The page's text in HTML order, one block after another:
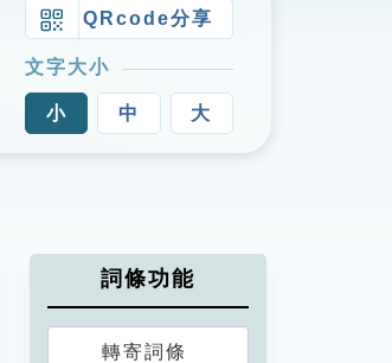
QRcode分享
文字大小
小 中 大
詞條功能
轉寄詞條